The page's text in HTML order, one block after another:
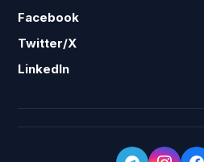
Facebook
Twitter/X
LinkedIn